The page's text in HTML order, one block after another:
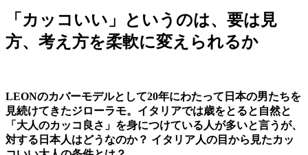
「カッコいい」というのは、要は見
方、考え方を柔軟に変えられるか
LEONのカバーモデルとして20年にわたって日本の男たちを
見続けてきたジローラモ。イタリアでは歳をとると自然と
「大人のカッコ良さ」を身につけている人が多いと言うが、
対する日本人はどうなのか？ イタリア人の目から見たカッ